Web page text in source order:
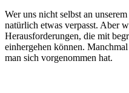
Wer uns nicht selbst an
natürlich etwas verpasst. Aber
Herausforderungen, die mit
einhergehen können.
man sich vorgenommen hat.